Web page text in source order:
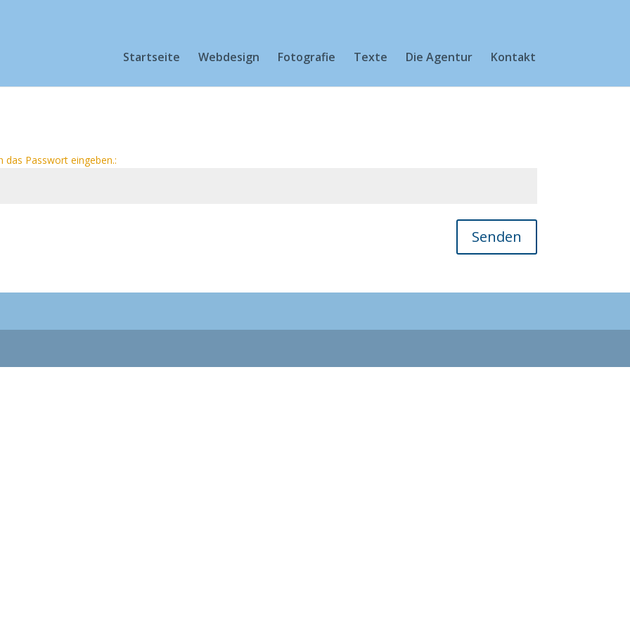
Startseite Webdesign Fotografie Texte Die Agentur Kontakt
das Passwort eingeben.:
Senden